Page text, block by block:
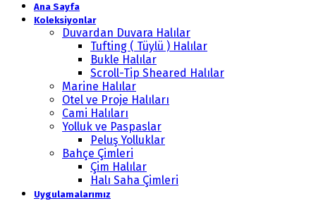
Ana Sayfa
Koleksiyonlar
Duvardan Duvara Halılar
Tufting ( Tüylü ) Halılar
Bukle Halılar
Scroll-Tip Sheared Halılar
Marine Halılar
Otel ve Proje Halıları
Cami Halıları
Yolluk ve Paspaslar
Peluş Yolluklar
Bahçe Çimleri
Çim Halılar
Halı Saha Çimleri
Uygulamalarımız